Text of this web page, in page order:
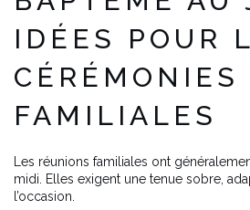
IDÉES POUR
CÉRÉMONIES
FAMILIALES
Les réunions familiales ont
midi. Elles exigent une tenue sobre,
l’occasion.